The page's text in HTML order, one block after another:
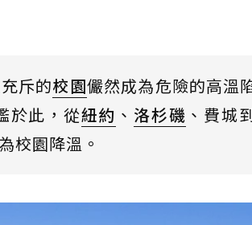
斥的校園儼然成為危險的高溫
於此，從紐約 、 洛杉磯 、費城
校園降溫。